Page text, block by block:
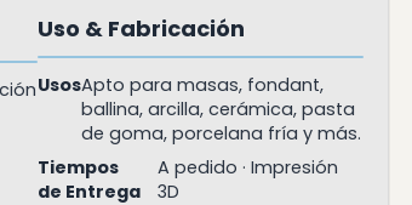
Uso & Fabricación
UsosApto para masas, fondant,
ballina, arcilla, cerámica, pasta
de goma, porcelana fría y más.
Tiempos
de Entrega
A pedido · Impresión
3D